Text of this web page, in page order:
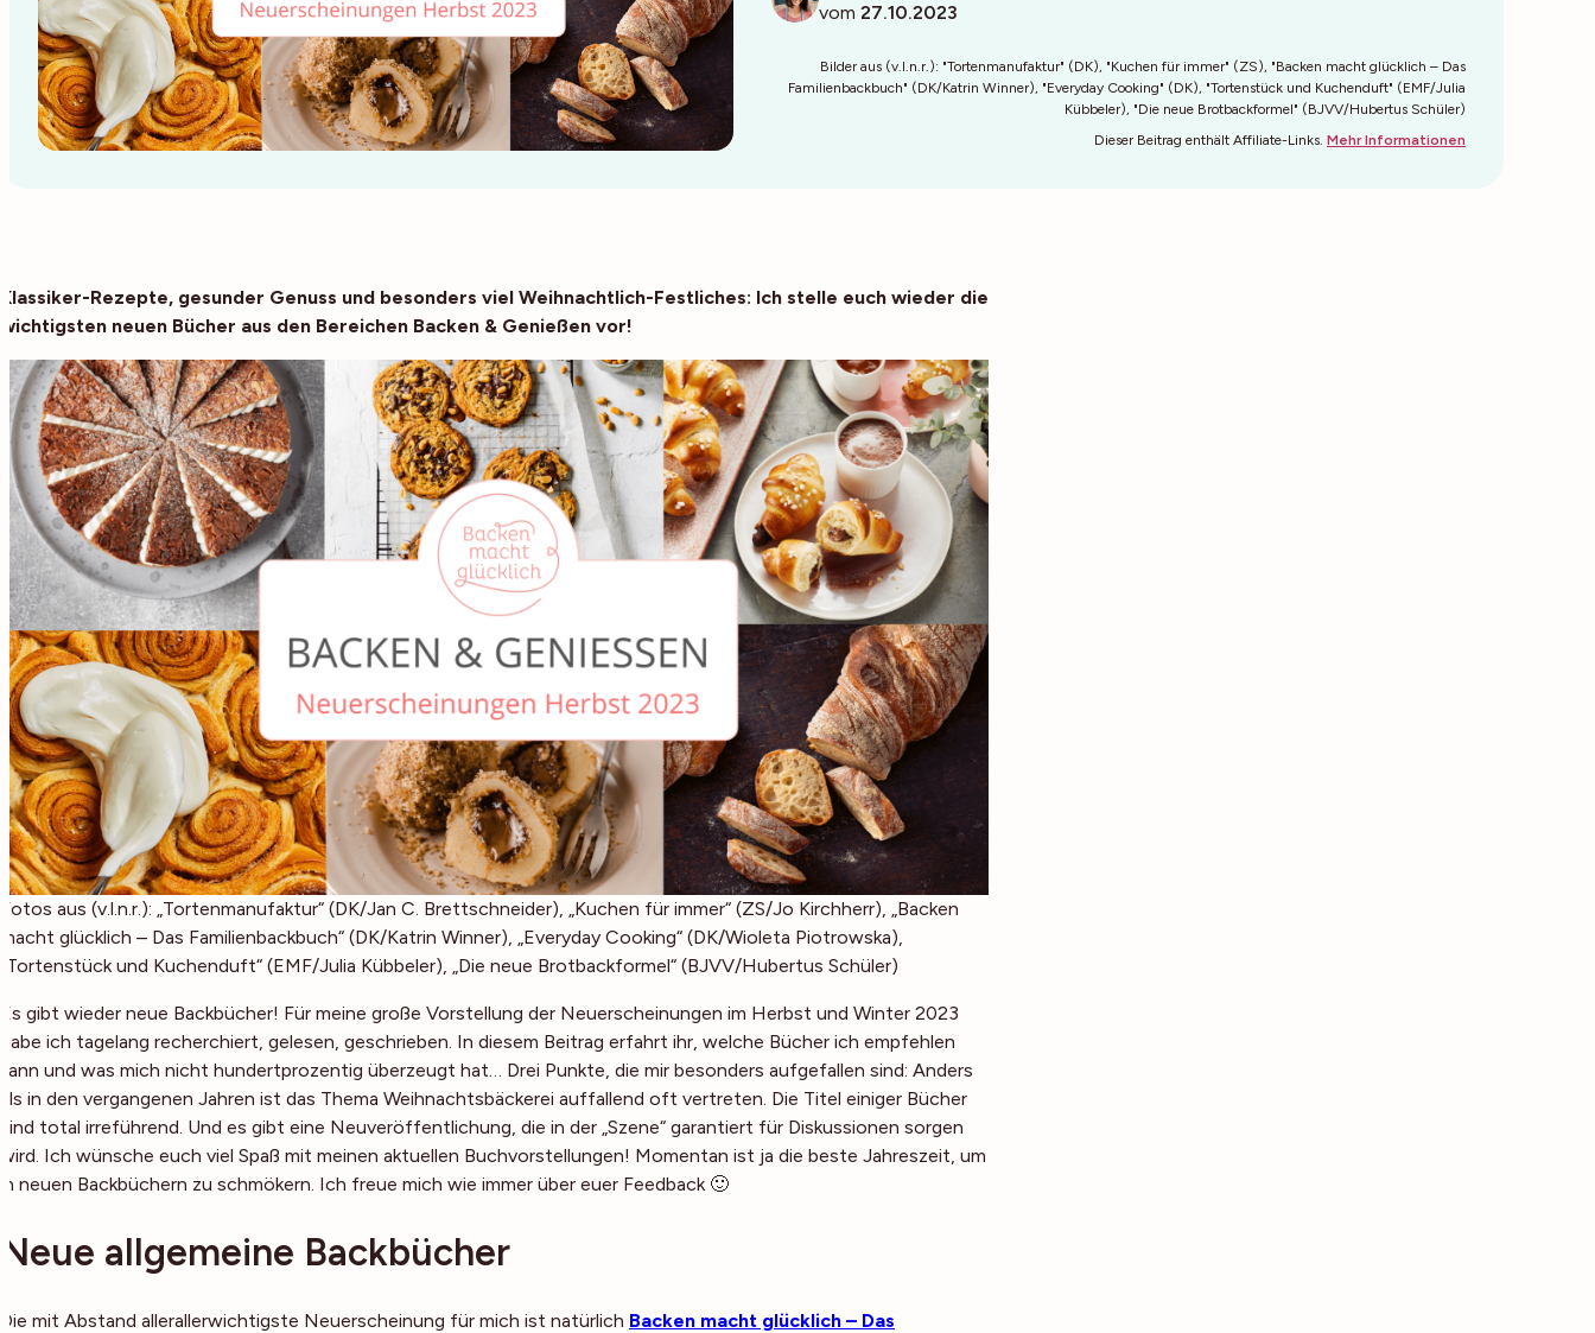
vom 27.10.2023
Bilder aus (v.l.n.r.): "Tortenmanufaktur" (DK), "Kuchen für immer" (ZS), "Backen macht glücklich – Das
Familienbackbuch" (DK/Katrin Winner), "Everyday Cooking" (DK), "Tortenstück und Kuchenduft" (EMF/Julia
Kübbeler), "Die neue Brotbackformel" (BJVV/Hubertus Schüler)
Dieser Beitrag enthält Affiliate-Links.Mehr Informationen
Klassiker-Rezepte, gesunder Genuss und besonders viel Weihnachtlich-Festliches: Ich stelle euch wieder die
wichtigsten neuen Bücher aus den Bereichen Backen & Genießen vor!
Fotos aus (v.l.n.r.): „Tortenmanufaktur“ (DK/Jan C. Brettschneider), „Kuchen für immer“ (ZS/Jo Kirchherr), „Backen
macht glücklich – Das Familienbackbuch“ (DK/Katrin Winner), „Everyday Cooking“ (DK/Wioleta Piotrowska),
„Tortenstück und Kuchenduft“ (EMF/Julia Kübbeler), „Die neue Brotbackformel“ (BJVV/Hubertus Schüler)
Es gibt wieder neue Backbücher! Für meine große Vorstellung der Neuerscheinungen im Herbst und Winter 2023
habe ich tagelang recherchiert, gelesen, geschrieben. In diesem Beitrag erfahrt ihr, welche Bücher ich empfehlen
kann und was mich nicht hundertprozentig überzeugt hat… Drei Punkte, die mir besonders aufgefallen sind: Anders
als in den vergangenen Jahren ist das Thema Weihnachtsbäckerei auffallend oft vertreten. Die Titel einiger Bücher
sind total irreführend. Und es gibt eine Neuveröffentlichung, die in der „Szene“ garantiert für Diskussionen sorgen
wird. Ich wünsche euch viel Spaß mit meinen aktuellen Buchvorstellungen! Momentan ist ja die beste Jahreszeit, um
in neuen Backbüchern zu schmökern. Ich freue mich wie immer über euer Feedback 🙂
Neue allgemeine Backbücher
Die mit Abstand allerallerwichtigste Neuerscheinung für mich ist natürlich Backen macht glücklich – Das